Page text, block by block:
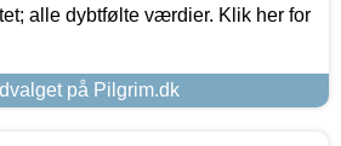
alle dybtfølte værdier. Klik her for
på Pilgrim.dk